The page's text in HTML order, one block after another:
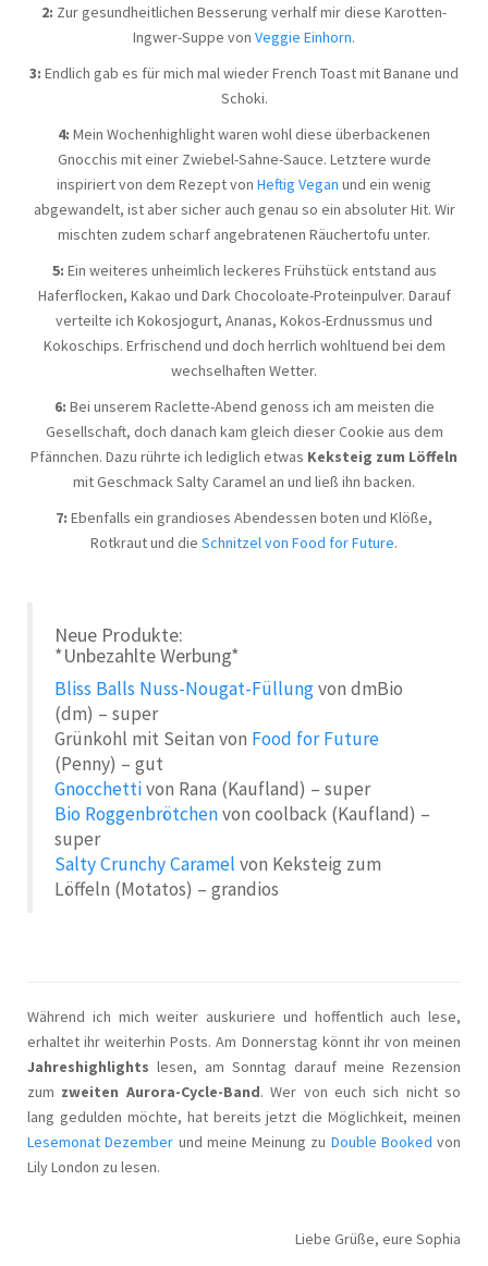
2: Zur gesundheitlichen Besserung verhalf mir diese Karotten-
Ingwer-Suppe von Veggie Einhorn.
3: Endlich gab es für mich mal wieder French Toast mit Banane und
Schoki.
4: Mein Wochenhighlight waren wohl diese überbackenen
Gnocchis mit einer Zwiebel-Sahne-Sauce. Letztere wurde
inspiriert von dem Rezept von Heftig Vegan und ein wenig
abgewandelt, ist aber sicher auch genau so ein absoluter Hit. Wir
mischten zudem scharf angebratenen Räuchertofu unter.
5: Ein weiteres unheimlich leckeres Frühstück entstand aus
Haferflocken, Kakao und Dark Chocoloate-Proteinpulver. Darauf
verteilte ich Kokosjogurt, Ananas, Kokos-Erdnussmus und
Kokoschips. Erfrischend und doch herrlich wohltuend bei dem
wechselhaften Wetter.
6: Bei unserem Raclette-Abend genoss ich am meisten die
Gesellschaft, doch danach kam gleich dieser Cookie aus dem
Pfännchen. Dazu rührte ich lediglich etwas Keksteig zum Löffeln
mit Geschmack Salty Caramel an und ließ ihn backen.
7: Ebenfalls ein grandioses Abendessen boten und Klöße,
Rotkraut und die Schnitzel von Food for Future.
Neue Produkte:
*Unbezahlte Werbung*
Bliss Balls Nuss-Nougat-Füllungvon dmBio
(dm) – super
Grünkohl mit Seitan von Food for Future
(Penny) – gut
Gnocchettivon Rana (Kaufland) – super
Bio Roggenbrötchenvon coolback (Kaufland) –
super
Salty Crunchy Caramel von Keksteig zum
Löffeln (Motatos) – grandios
Während ich mich weiter auskuriere und hoffentlich auch lese,
erhaltet ihr weiterhin Posts. Am Donnerstag könnt ihr von meinen
Jahreshighlights lesen, am Sonntag darauf meine Rezension
zum zweiten Aurora-Cycle-Band. Wer von euch sich nicht so
lang gedulden möchte, hat bereits jetzt die Möglichkeit, meinen
Lesemonat Dezember und meine Meinung zu Double Booked von
Lily London zu lesen.
Liebe Grüße, eure Sophia